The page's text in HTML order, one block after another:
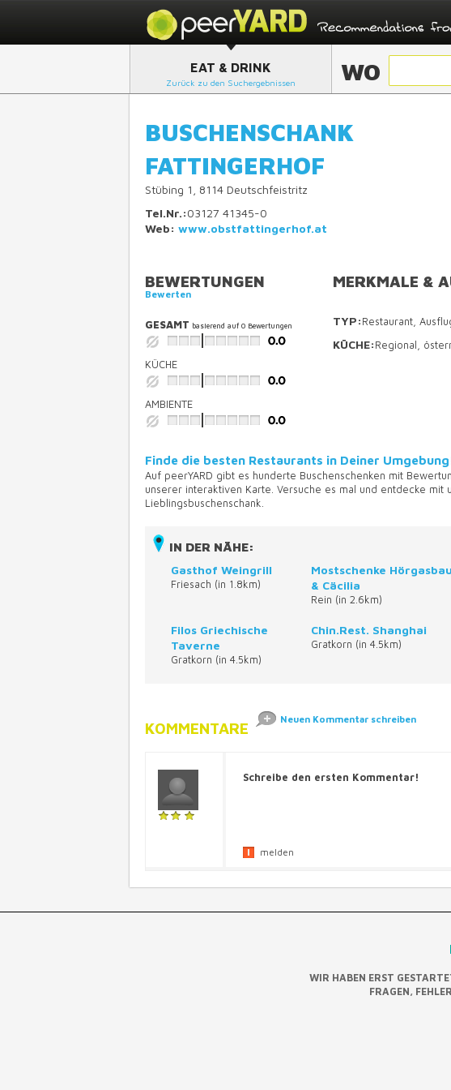
EAT & DRINK
Zurück zu den Suchergebnissen WO
BUSCHENSCHANK
FATTINGERHOF
Stübing 1, 8114 Deutschfeistritz
Tel.Nr.:03127 41345-0
Web: www.obstfattingerhof.at
BEWERTUNGEN
Bewerten
GESAMT basierend auf 0 Bewertungen
KÜCHE
AMBIENTE
MERKMALE &
TYP: Restaurant,
KÜCHE: Regional,
Finde die besten Restaurants in Deiner
Auf peerYARD gibt es hunderte Buschenschenken mit
unserer interaktiven Karte. Versuche es mal und entdecke mit
Lieblingsbuschenschank.
IN DER NÄHE:
Gasthof Weingrill
Friesach (in 1.8km)
Mostschenke
& Cäcilia
Rein (in 2.6km)
Filos Griechische
Taverne
Gratkorn (in 4.5km)
Chin.Rest. Shanghai
Gratkorn (in 4.5km)
KOMMENTARE Neuen Kommentar schreiben
Schreibe den ersten Kommentar!
melden
WIR HABEN ERST
FRAGEN,